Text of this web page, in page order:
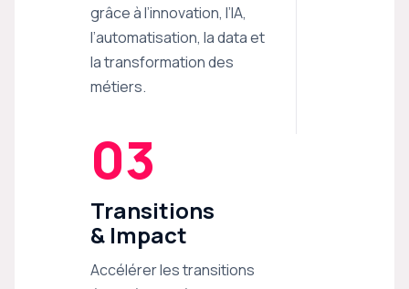
grâce à l’innovation, l’IA,
l’automatisation, la data et
la transformation des
métiers.
03
Transitions
& Impact
Accélérer les transitions